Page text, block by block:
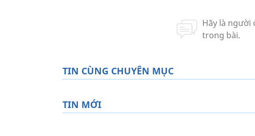
TIN CÙNG CHUYÊN MỤC
TIN MỚI